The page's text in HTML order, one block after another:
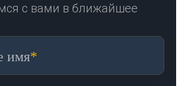
с вами в ближайшее
имя*